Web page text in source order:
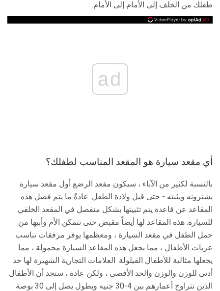
طفلك من الخلف إلى الأمام إلى الأمام.
ad
أي مقعد سيارة هو المقعد المناسب لطفلك؟
بالنسبة لكثير من الآباء ، سيكون مقعد الرضع أول مقعد سيارة
يشترونه ويثبته - حتى قبل ولادة الطفل. عادةً ما يتم فصل هذه
المقاعد عن قاعدة يتم تثبيتها بشكل منفصل في المقعد الخلفي
للسيارة. هذه المقاعد لها أيضاً مقبض حتى تتمكن الأم وأبيها من
حمل الطفل في مقعد السيارة ، ومعظمها يوفر مرفقات تناسب
عربات الأطفال ، مما يجعل هذه المقاعد السيارة محمولة ، مما
يجعلها مثالية للأطفال القيلولة. العلامات التجارية الشهيرة لها حد
أدنى للوزن والوزن والحد الأقصى ، ولكن عادة ، ستجد أن الأطفال
الذين تتراوح أعمارهم بين 4-30 جنيه وبطول يصل إلى 30 بوصة